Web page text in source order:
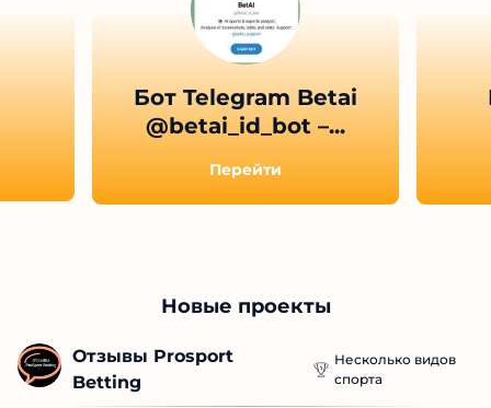
Бот Telegram Betai
@betai_id_bot –...
Перейти
Новые проекты
Отзывы Prosport
Betting
Несколько видов
спорта